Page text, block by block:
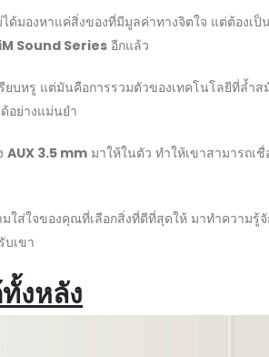
ด้มองหาแค่สิ่งของที่มีมูลค่าทางจิตใจ แต่ต้องเป็
Sound Seriesอีกแล้ว
บหรู แต่มันคือการรวมตัวของเทคโนโลยีที่ล้ำส
อย่างแม่นยำ
AUX 3.5 mm มาให้ในตัว ทำให้เขาสามารถเ
ใส่ใจของคุณที่เลือกสิ่งที่ดีที่สุดให้ มาทำความรู้
เขา
งหลัง